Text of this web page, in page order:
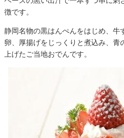
徴です。
静岡名物の黒はんぺんをはじめ、牛
卵、厚揚げをじっくりと煮込み、青
上げたご当地おでんです。